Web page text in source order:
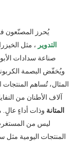
يُحرز المصنّعون
التدوير ، مثل
صناعة سدادات
ويُخفّض البصمة
المثال، تُساهم
آلاف الأطنان من
المتانة وذات أداءٍ عالٍ.
ليس من
المنتجات اليومية مثل